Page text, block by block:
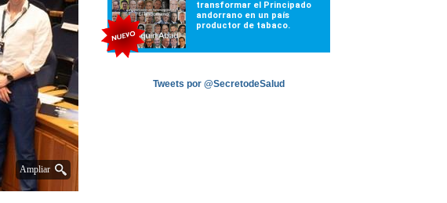
Ampliar
Tweets por @SecretodeSalud